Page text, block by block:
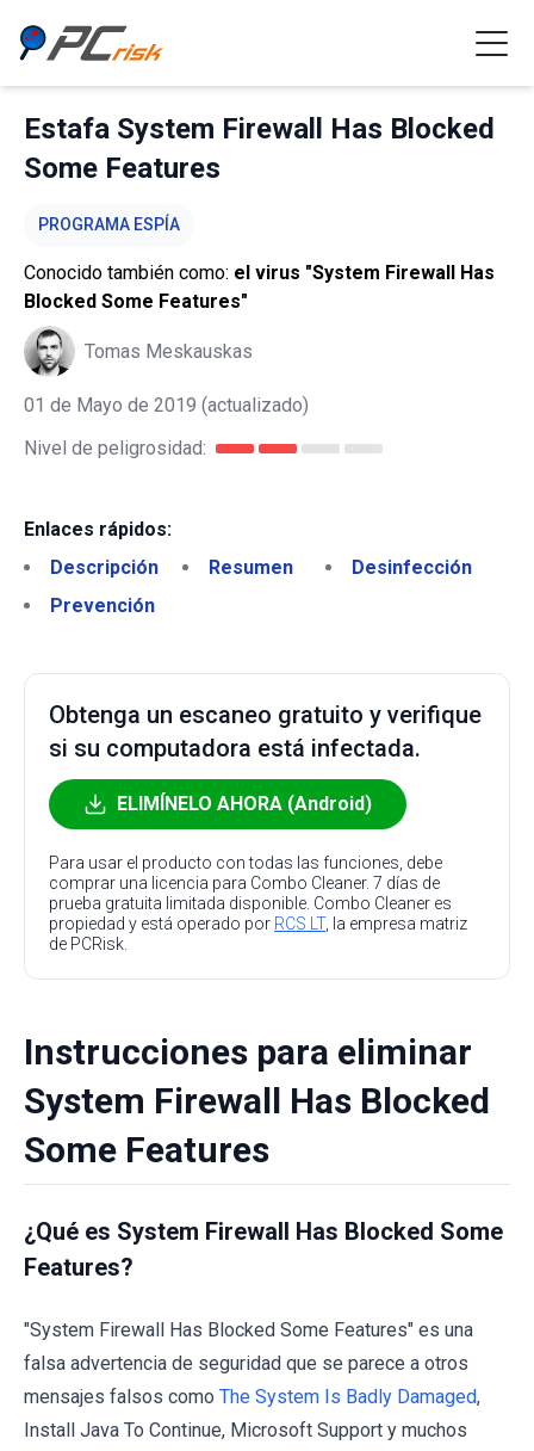
Estafa System Firewall Has Blocked
Some Features
PROGRAMA ESPÍA
Conocido también como: el virus "System Firewall Has
Blocked Some Features"
Tomas Meskauskas
01 de Mayo de 2019 (actualizado)
Nivel de peligrosidad:
Enlaces rápidos:
Descripción
Resumen
Desinfección
Prevención
Obtenga un escaneo gratuito y verifique
si su computadora está infectada.
ELIMÍNELO AHORA (Android)
Para usar el producto con todas las funciones, debe
comprar una licencia para Combo Cleaner. 7 días de
prueba gratuita limitada disponible. Combo Cleaner es
propiedad y está operado por RCS LT, la empresa matriz
de PCRisk.
Instrucciones para eliminar
System Firewall Has Blocked
Some Features
¿Qué es System Firewall Has Blocked Some
Features?
"System Firewall Has Blocked Some Features" es una
falsa advertencia de seguridad que se parece a otros
mensajes falsos como The System Is Badly Damaged,
Install Java To Continue, Microsoft Support y muchos